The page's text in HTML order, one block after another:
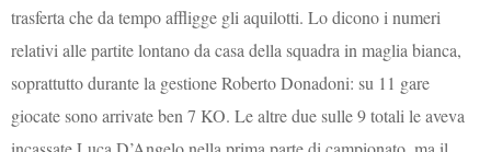
trasferta che da tempo affligge gli aquilotti. Lo dicono i numeri
relativi alle partite lontano da casa della squadra in maglia bianca,
soprattutto durante la gestione Roberto Donadoni: su 11 gare
giocate sono arrivate ben 7 KO. Le altre due sulle 9 totali le aveva